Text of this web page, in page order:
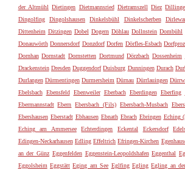
der Altmühl Dietingen Dietmannsried Dietramszell Diez
Dingolfing
Dingolshausen Dinkelsbühl Dinkelscherben
Dittenheim Ditzingen Dobel Dogern Döhlau Dollnstein Dombühl
Donauwörth Donnersdorf Donzdorf Dorfen Dörfles-Esbach
Dornhan Dornstadt Dornstetten Dortmund Dörzbach Dossenheim
Drackenstein Dresden Duggendorf Duisburg Dunningen Durach
Durlangen Dürmentingen Durmersheim Dürnau Dürrlauingen
Ebelsbach Ebensfeld Ebenweiler Eberbach Eberdingen Eberfing
Ebermannstadt Ebern Ebersbach (Fils) Ebersbach-Musbach
Ebershausen Eberstadt Ebhausen Ebnath Ebrach Ebringen Eching
Eching am Ammersee
Echterdingen Eckental Eckersdorf
Edingen-Neckarhausen Edling Effeltrich Efringen-Kirchen
an der Günz Eggenfelden Eggenstein-Leopoldshafen Eggenthal
Eggolsheim Eggstätt Eging am See Eglfing Egling Egling an